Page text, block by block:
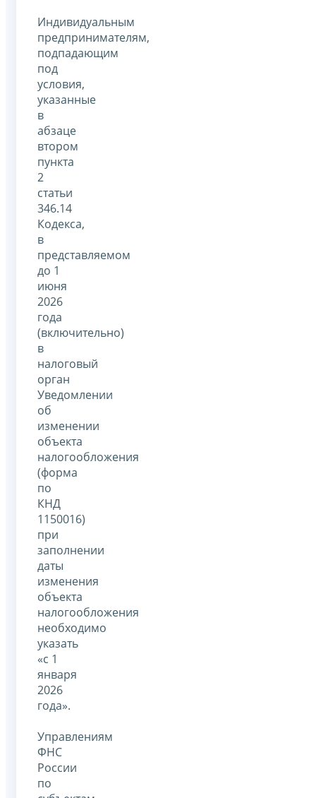
Индивидуальным
предпринимателям,
подпадающим
под
условия,
указанные
в
абзаце
втором
пункта
2
статьи
346.14
Кодекса,
в
представляемом
до 1
июня
2026
года
(включительно)
в
налоговый
орган
Уведомлении
об
изменении
объекта
налогообложения
(форма
по
КНД
1150016)
при
заполнении
даты
изменения
объекта
налогообложения
необходимо
указать
«с 1
января
2026
года».
Управлениям
ФНС
России
по